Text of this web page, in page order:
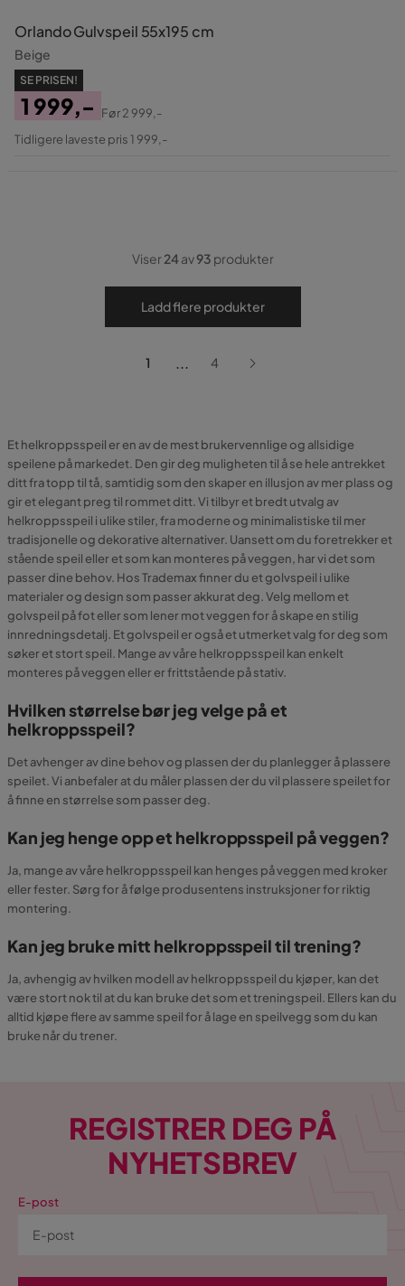
Orlando Gulvspeil 55x195 cm
Beige
SE PRISEN!
Pris
1 999,-
Original
Før2 999,-
Tidligere laveste pris 1 999,-
Viser24av93 produkter
Ladd flere produkter
1 ... 4
Et helkroppsspeil er en av de mest brukervennlige og allsidige
speilene på markedet. Den gir deg muligheten til å se hele antrekket
ditt fra topp til tå, samtidig som den skaper en illusjon av mer plass og
gir et elegant preg til rommet ditt. Vi tilbyr et bredt utvalg av
helkroppsspeil i ulike stiler, fra moderne og minimalistiske til mer
tradisjonelle og dekorative alternativer. Uansett om du foretrekker et
stående speil eller et som kan monteres på veggen, har vi det som
passer dine behov. Hos Trademax finner du et golvspeil i ulike
materialer og design som passer akkurat deg. Velg mellom et
golvspeil på fot eller som lener mot veggen for å skape en stilig
innredningsdetalj. Et golvspeil er også et utmerket valg for deg som
søker et stort speil. Mange av våre helkroppsspeil kan enkelt
monteres på veggen eller er frittstående på stativ.
Hvilken størrelse bør jeg velge på et
helkroppsspeil?
Det avhenger av dine behov og plassen der du planlegger å plassere
speilet. Vi anbefaler at du måler plassen der du vil plassere speilet for
å finne en størrelse som passer deg.
Kan jeg henge opp et helkroppsspeil på veggen?
Ja, mange av våre helkroppsspeil kan henges på veggen med kroker
eller fester. Sørg for å følge produsentens instruksjoner for riktig
montering.
Kan jeg bruke mitt helkroppsspeil til trening?
Ja, avhengig av hvilken modell av helkroppsspeil du kjøper, kan det
være stort nok til at du kan bruke det som et treningspeil. Ellers kan du
alltid kjøpe flere av samme speil for å lage en speilvegg som du kan
bruke når du trener.
REGISTRER DEG PÅ
NYHETSBREV
E-post